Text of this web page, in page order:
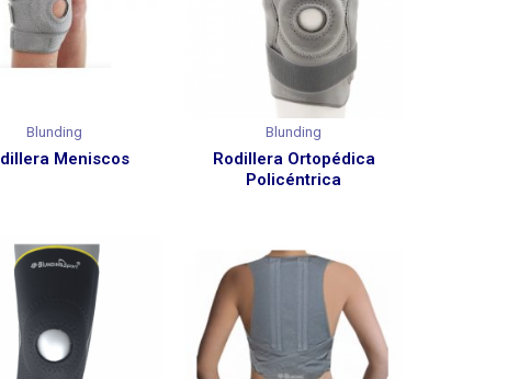
Blunding
Meniscos
Blunding
Rodillera Ortopédica
Policéntrica